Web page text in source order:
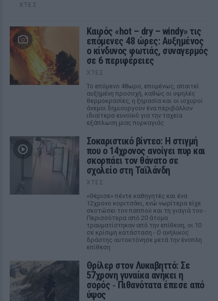
ΧΤΕΣ
Καιρός «hot – dry – windy» τις
επόμενες 48 ώρες: Αυξημένος
ο κίνδυνος φωτιάς, συναγερμός
σε 6 περιφέρειες
ΧΤΕΣ
Το επόμενο 48ωρο, επομένως, απαιτεί
αυξημένη προσοχή, καθώς οι υψηλές
θερμοκρασίες, η ξηρασία και οι ισχυροί
άνεμοι δημιουργούν ένα περιβάλλον
ιδιαίτερα ευνοϊκό για την ταχεία
εξάπλωση μιας πυρκαγιάς
Σοκαριστικό βίντεο: Η στιγμή
που ο 14χρονος ανοίγει πυρ και
σκορπάει τον θάνατο σε
σχολείο στη Ταϊλάνδη
ΧΤΕΣ
«Θέρισε» πέντε καθηγητές και ένα
12χρονο κοριτσάκι, ενώ νωρίτερα είχε
σκοτώσει τον παππού και τη γιαγιά του -
Περισσότερα από 20 άτομα
τραυματίστηκαν από την επίθεση, οι 10
σε κρίσιμη κατάσταση - Ο ανήλικος
δράστης αυτοκτόνησε μετά την ένοπλη
επίθεση
Θρίλερ στον Λυκαβηττό: Σε
57χρονη γυναίκα ανήκει η
σορός ‑ Πιθανότατα έπεσε από
ύψος